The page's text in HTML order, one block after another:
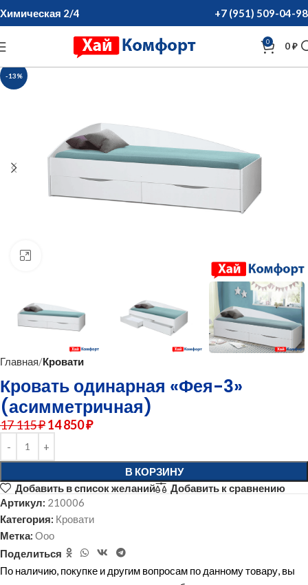
Химическая 2/4 +7 (951) 509-04-98
0 0₽
-13%
Главная Кровати
Кровать одинарная «Фея-3»
(асимметричная)
17 115₽14 850₽
В КОРЗИНУ
Добавить в список желаний
Добавить к сравнению
Артикул: 210006
Категория: Кровати
Метка: Ооо
Поделиться
По наличию, покупке и другим вопросам по данному товару, вы